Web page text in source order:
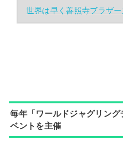
世界は早く善照寺ブラザ
毎年「ワールドジャグリン
ベントを主催